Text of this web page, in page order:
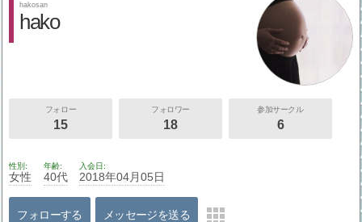
hakosan
hako
フォロー
15
フォロワー
18
参加サークル
6
性別
女性
年齢
40代
入会日
2018年04月05日
フォローする メッセージを送る